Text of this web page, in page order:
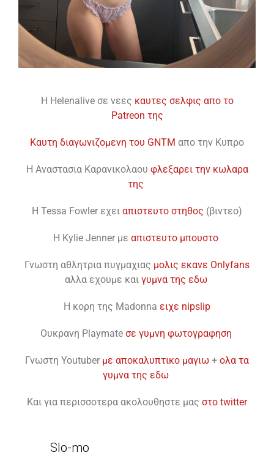
H Helenalive σε νεες καυτες σελφις απο το
Patreon της
Kαυτη διαγωνιζομενη του GNTM απο την Κυπρο
H Αναστασια Καρανικολαου φλεξαρει την κωλαρα
της
H Tessa Fowler εχει απιστευτο στηθος (βιντεο)
H Kylie Jenner με απιστευτο μπουστο
Γνωστη αθλητρια πυγμαχιας μολις εκανε Onlyfans
αλλα εχουμε και γυμνα της εδω
Η κορη της Madonna ειχε nipslip
Oυκρανη Playmate σε γυμνη φωτογραφηση
Γνωστη Youtuber με αποκαλυπτικο μαγιω + ολα τα
γυμνα της εδω
Και για περισσοτερα ακολουθηστε μας στο twitter
Slo-mo